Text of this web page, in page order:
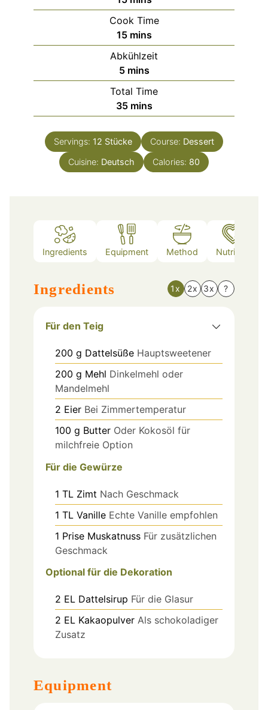
Cook Time
15minutes
mins
Abkühlzeit
5minutes
mins
Total Time
35minutes
mins
Servings: 12 Stücke Course: Dessert
Cuisine: Deutsch Calories: 80
Ingredients Equipment Method Nutrition
Ingredients 1x 2x 3x ?
Für den Teig
200 g Dattelsüße Hauptsweetener
200 g Mehl Dinkelmehl oder
Mandelmehl
2 Eier Bei Zimmertemperatur
100 g Butter Oder Kokosöl für
milchfreie Option
Für die Gewürze
1 TL Zimt Nach Geschmack
1 TL Vanille Echte Vanille empfohlen
1 Prise Muskatnuss Für zusätzlichen
Geschmack
Optional für die Dekoration
2 EL Dattelsirup Für die Glasur
2 EL Kakaopulver Als schokoladiger
Zusatz
Equipment